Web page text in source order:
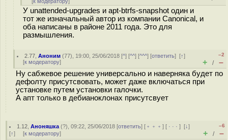
У unattended-upgrades и apt-btrfs-snapshot один и
тот же изначальный автор из компании Canonical, и
оба написаны в районе 2011 года. Это для
размышления.
2.77 ,Аноним (77), 19:00, 25/06/2018 [^] [^^] [^^^] [ответить][↑]
[к модератору]
–2
+ / –
Ну сабжевое решение универсально и наверняка будет по
дефолту присутсвовать, может даже включаться при
установке путем установки галочки.
А апт только в дебианоклонах присутсвует
1.12 ,Аноняшка (?), 09:22, 25/06/2018 [ответить] [ ﹢﹢﹢] [ · · ·][↓]
[↑] [к модератору]
–6
+ / –